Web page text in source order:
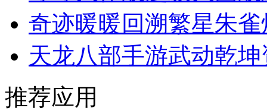
奇迹暖暖回溯繁星朱
天龙八部手游武动乾
推荐应用